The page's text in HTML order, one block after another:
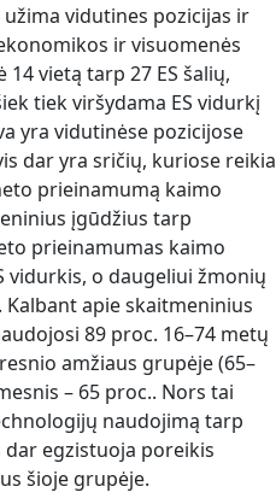
vidutines pozicijas ir
ir visuomenės
14 vietą tarp 27 ES šalių,
tiek viršydama ES vidurkį
yra vidutinėse pozicijose
dar yra sričių, kuriose reikia
prieinamumą kaimo
įgūdžius tarp
prieinamumas kaimo
vidurkis, o daugeliui žmonių
apie skaitmeninius
89 proc. 16–74 metų
amžiaus grupėje (65–
– 65 proc.. Nors tai
naudojimą tarp
egzistuoja poreikis
šioje grupėje.